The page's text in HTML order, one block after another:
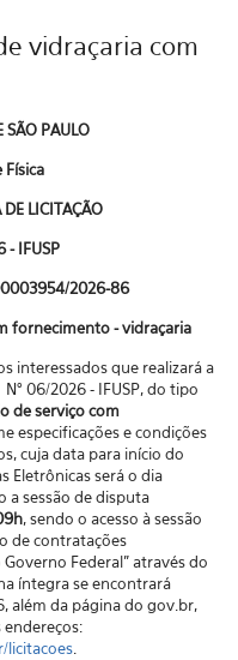
vidraçaria com
SÃO PAULO
DE LICITAÇÃO
- IFUSP
2026-86
fornecimento - vidraçaria
interessados que realizará a
06/2026 - IFUSP, do tipo
de serviço com
especificações e condições
cuja data para início do
Eletrônicas será o dia
a sessão de disputa
, sendo o acesso à sessão
de contratações
Federal” através do
íntegra se encontrará
além da página do gov.br,
licitacoes.